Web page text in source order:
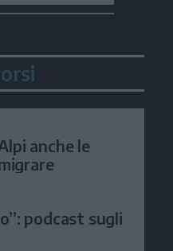
anche le
podcast sugli